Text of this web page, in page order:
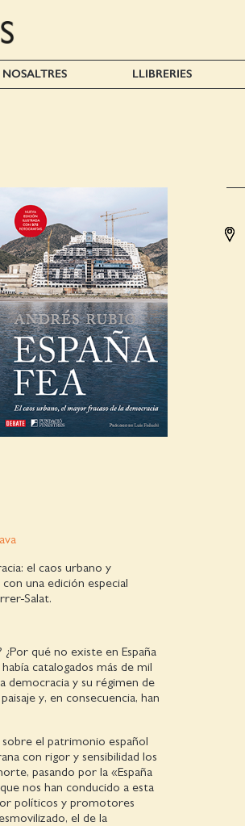
NOSALTRES LLIBRERIES
el caos urbano y
una edición especial
Salat.
qué no existe en España
catalogados más de mil
democracia y su régimen de
y, en consecuencia, han
el patrimonio español
con rigor y sensibilidad los
pasando por la «España
nos han conducido a esta
políticos y promotores
el de la